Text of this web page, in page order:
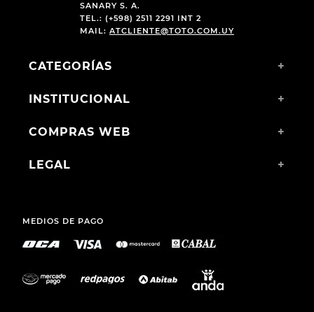
SANARY S. A.
TEL.: (+598) 2511 2291 INT 2
MAIL: ATCLIENTE@TOTO.COM.UY
CATEGORÍAS +
INSTITUCIONAL +
COMPRAS WEB +
LEGAL +
MEDIOS DE PAGO